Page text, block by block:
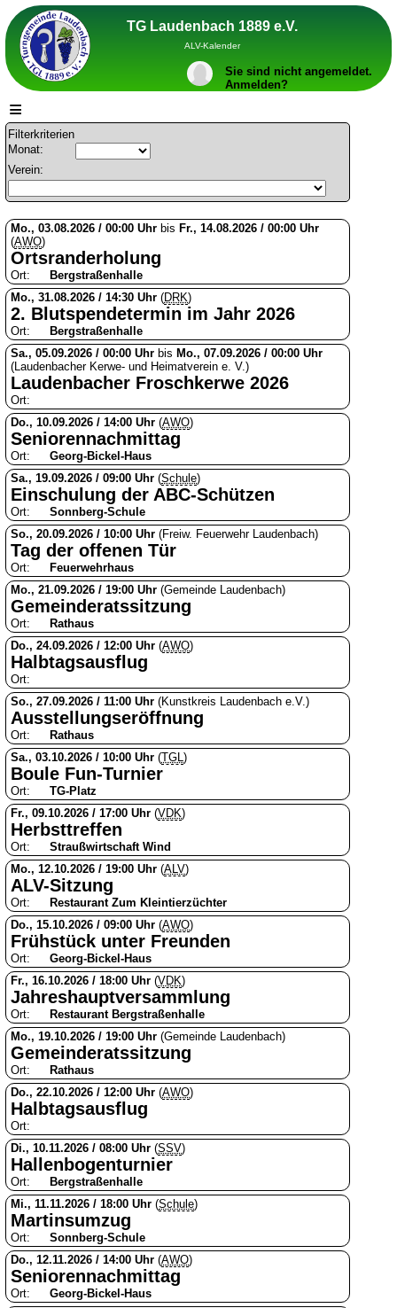
TG Laudenbach 1889 e.V.
ALV-Kalender
Sie sind nicht angemeldet.
Anmelden?
≡
Filterkriterien
Monat:
Verein:
Mo., 03.08.2026 / 00:00 Uhr bis Fr., 14.08.2026 / 00:00 Uhr
(AWO)
Ortsranderholung
Ort:
Bergstraßenhalle
Mo., 31.08.2026 / 14:30 Uhr(DRK)
2. Blutspendetermin im Jahr 2026
Ort:
Bergstraßenhalle
Sa., 05.09.2026 / 00:00 Uhr bis Mo., 07.09.2026 / 00:00 Uhr
(Laudenbacher Kerwe- und Heimatverein e. V.)
Laudenbacher Froschkerwe 2026
Ort:
Do., 10.09.2026 / 14:00 Uhr(AWO)
Seniorennachmittag
Ort:
Georg-Bickel-Haus
Sa., 19.09.2026 / 09:00 Uhr(Schule)
Einschulung der ABC-Schützen
Ort:
Sonnberg-Schule
So., 20.09.2026 / 10:00 Uhr(Freiw. Feuerwehr Laudenbach)
Tag der offenen Tür
Ort:
Feuerwehrhaus
Mo., 21.09.2026 / 19:00 Uhr(Gemeinde Laudenbach)
Gemeinderatssitzung
Ort:
Rathaus
Do., 24.09.2026 / 12:00 Uhr(AWO)
Halbtagsausflug
Ort:
So., 27.09.2026 / 11:00 Uhr(Kunstkreis Laudenbach e.V.)
Ausstellungseröffnung
Ort:
Rathaus
Sa., 03.10.2026 / 10:00 Uhr(TGL)
Boule Fun-Turnier
Ort:
TG-Platz
Fr., 09.10.2026 / 17:00 Uhr(VDK)
Herbsttreffen
Ort:
Straußwirtschaft Wind
Mo., 12.10.2026 / 19:00 Uhr(ALV)
ALV-Sitzung
Ort:
Restaurant Zum Kleintierzüchter
Do., 15.10.2026 / 09:00 Uhr(AWO)
Frühstück unter Freunden
Ort:
Georg-Bickel-Haus
Fr., 16.10.2026 / 18:00 Uhr(VDK)
Jahreshauptversammlung
Ort:
Restaurant Bergstraßenhalle
Mo., 19.10.2026 / 19:00 Uhr(Gemeinde Laudenbach)
Gemeinderatssitzung
Ort:
Rathaus
Do., 22.10.2026 / 12:00 Uhr(AWO)
Halbtagsausflug
Ort:
Di., 10.11.2026 / 08:00 Uhr(SSV)
Hallenbogenturnier
Ort:
Bergstraßenhalle
Mi., 11.11.2026 / 18:00 Uhr(Schule)
Martinsumzug
Ort:
Sonnberg-Schule
Do., 12.11.2026 / 14:00 Uhr(AWO)
Seniorennachmittag
Ort:
Georg-Bickel-Haus